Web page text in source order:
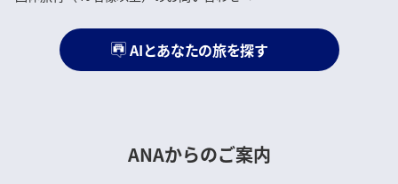
AIとあなたの旅を探す
ANAからのご案内